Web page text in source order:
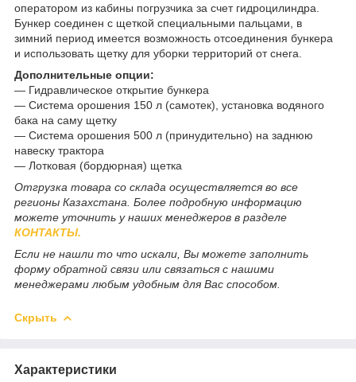
оператором из кабины погрузчика за счет гидроцилиндра.
Бункер соединен с щеткой специальными пальцами, в
зимний период имеется возможность отсоединения бункера
и использовать щетку для уборки территорий от снега.
Дополнительные опции:
— Гидравлическое открытие бункера
— Система орошения 150 л (самотек), установка водяного
бака на саму щетку
— Система орошения 500 л (принудительно) на заднюю
навеску трактора
— Лотковая (бордюрная) щетка
Отгрузка товара со склада осуществляется во все
регионы Казахстана. Более подробную информацию
можете уточнить у наших менеджеров в разделе
КОНТАКТЫ.
Если не нашли то что искали, Вы можете заполнить
форму обратной связи или связаться с нашими
менеджерами любым удобным для Вас способом.
Скрыть
Характеристики